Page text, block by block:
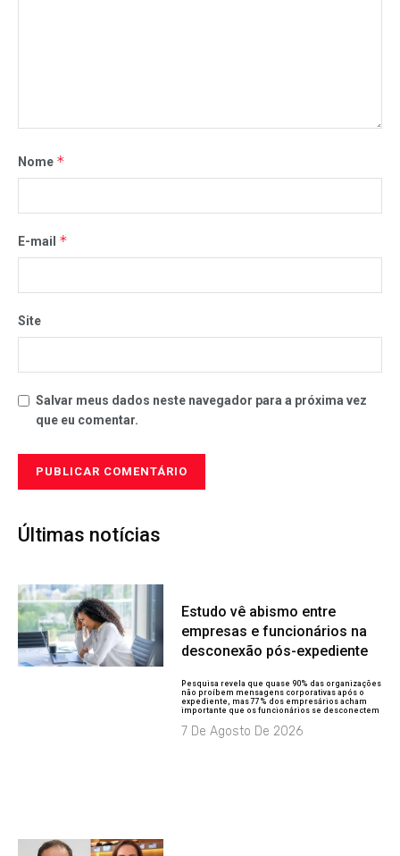
Nome *
E-mail *
Site
Salvar meus dados neste navegador para a próxima vez
que eu comentar.
Últimas notícias
Estudo vê abismo entre
empresas e funcionários na
desconexão pós-expediente
Pesquisa revela que quase 90% das organizações
não proíbem mensagens corporativas após o
expediente, mas 77% dos empresários acham
importante que os funcionários se desconectem
7 De Agosto De 2026